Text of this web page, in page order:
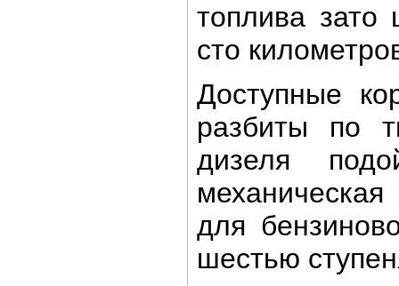
топлива
сто
Доступные
разбиты по
дизеля
для
шестью